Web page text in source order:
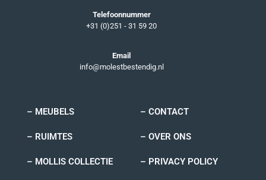
Telefoonnummer
+31 (0)251 - 31 59 20
Email
info@molestbestendig.nl
– MEUBELS
– RUIMTES
– MOLLIS COLLECTIE
– CONTACT
– OVER ONS
– PRIVACY POLICY